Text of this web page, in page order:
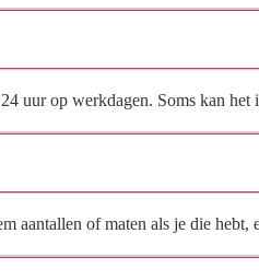
uur op werkdagen. Soms kan
aantallen of maten als je die